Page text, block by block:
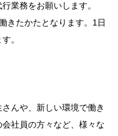
業務をお願いします。
きたかたとなります。1日
。
んや、新しい環境で働き
社員の方々など、様々な